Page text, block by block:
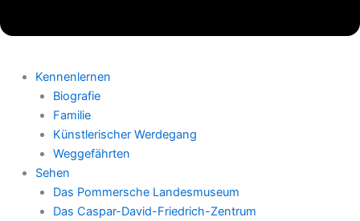
Kennenlernen
Biografie
Familie
Künstlerischer Werdegang
Weggefährten
Sehen
Das Pommersche Landesmuseum
Das Caspar-David-Friedrich-Zentrum